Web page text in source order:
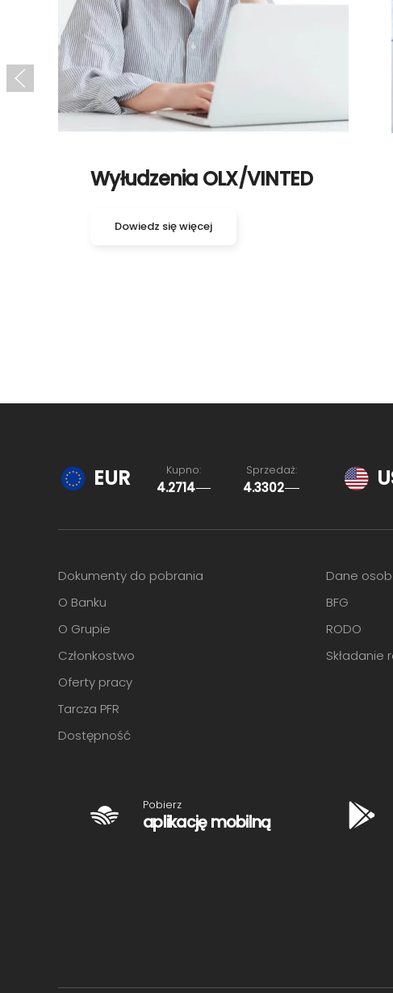
Wyłudzenia OLX/VINTED
Dowiedz się więcej
EUR Kupno:
4.2714
Sprzedaż:
4.3302
Dokumenty do pobrania
O Banku
O Grupie
Członkostwo
Oferty pracy
Tarcza PFR
Dostępność
Dane
BFG
RODO
Składanie
Pobierz
aplikację mobilną